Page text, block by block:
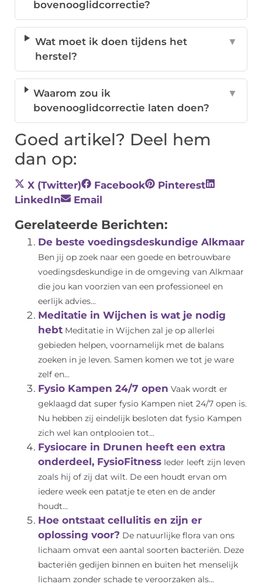
bovenooglidcorrectie?
Wat moet ik doen tijdens het
herstel?
▼
Waarom zou ik
bovenooglidcorrectie laten doen?
▼
Goed artikel? Deel hem
dan op:
X (Twitter) Facebook
Pinterest
LinkedIn
Email
Gerelateerde Berichten:
De beste voedingsdeskundige Alkmaar
Ben jij op zoek naar een goede en betrouwbare
voedingsdeskundige in de omgeving van Alkmaar
die jou kan voorzien van een professioneel en
eerlijk advies...
Meditatie in Wijchen is wat je nodig
hebt Meditatie in Wijchen zal je op allerlei
gebieden helpen, voornamelijk met de balans
zoeken in je leven. Samen komen we tot je ware
zelf en...
Fysio Kampen 24/7 open Vaak wordt er
geklaagd dat super fysio Kampen niet 24/7 open is.
Nu hebben zij eindelijk besloten dat fysio Kampen
zich wel kan ontplooien tot...
Fysiocare in Drunen heeft een extra
onderdeel, FysioFitness Ieder leeft zijn leven
zoals hij of zij dat wilt. De een houdt ervan om
iedere week een patatje te eten en de ander
houdt...
Hoe ontstaat cellulitis en zijn er
oplossing voor? De natuurlijke flora van ons
lichaam omvat een aantal soorten bacteriën. Deze
bacteriën gedijen binnen en buiten het menselijk
lichaam zonder schade te veroorzaken als...